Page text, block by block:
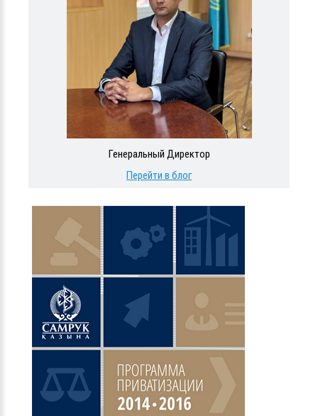
Генеральный Директор
Перейти в блог